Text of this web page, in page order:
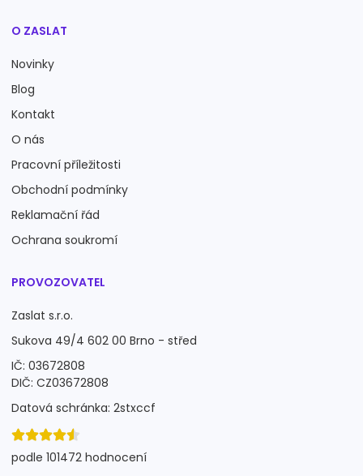
O ZASLAT
Novinky
Blog
Kontakt
O nás
Pracovní příležitosti
Obchodní podmínky
Reklamační řád
Ochrana soukromí
PROVOZOVATEL
Zaslat s.r.o.
Sukova 49/4 602 00 Brno - střed
IČ: 03672808
DIČ: CZ03672808
Datová schránka: 2stxccf
podle 101472 hodnocení